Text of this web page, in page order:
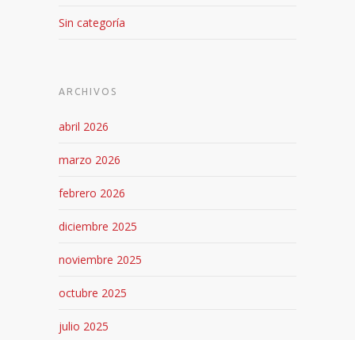
Sin categoría
ARCHIVOS
abril 2026
marzo 2026
febrero 2026
diciembre 2025
noviembre 2025
octubre 2025
julio 2025